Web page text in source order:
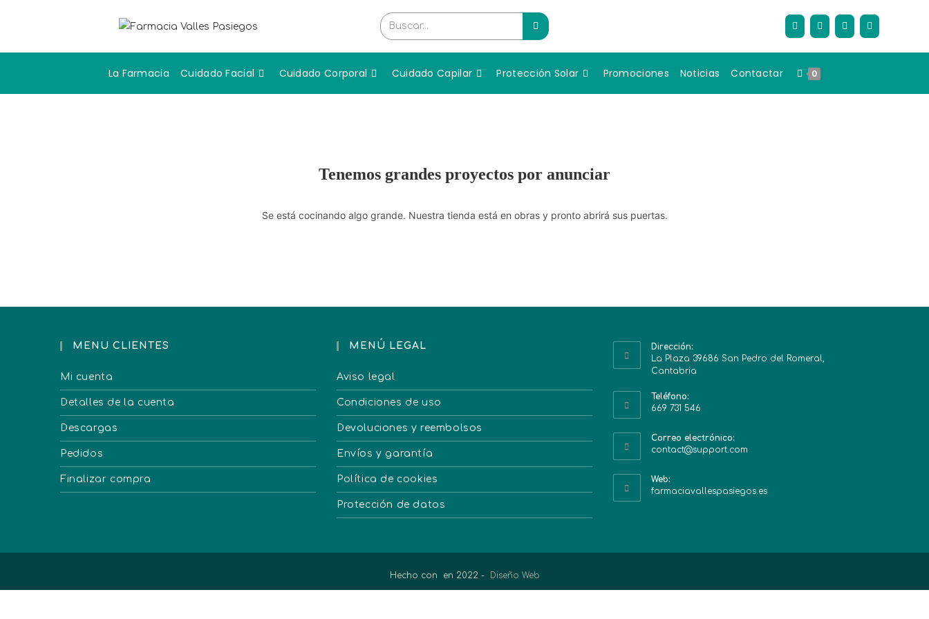
Buscar...
La Farmacia Cuidado Facial Cuidado Corporal Cuidado Capilar Protección Solar Promociones Noticias Contactar 0
Tenemos grandes proyectos por anunciar
Se está cocinando algo grande. Nuestra tienda está en obras y pronto abrirá sus puertas.
MENU CLIENTES
Mi cuenta
Detalles de la cuenta
Descargas
Pedidos
Finalizar compra
MENÚ LEGAL
Aviso legal
Condiciones de uso
Devoluciones y reembolsos
Envíos y garantía
Política de cookies
Protección de datos
Dirección:
La Plaza 39686 San Pedro del Romeral,
Cantabria
Teléfono:
669 731 546
Correo electrónico:
contact@support.com
Web:
farmaciavallespasiegos.es
Hecho con en 2022 - Diseño Web